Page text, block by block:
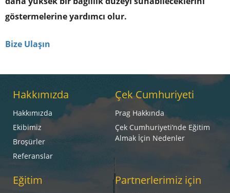
göstermelerine yardımcı olur.
Bize Ulaşın
Hakkımızda
Hakkımızda
Ekibimiz
Broşürler
Referanslar
Çek Cumhuriyeti
Prag Hakkında
Çek Cumhuriyeti’nde Eğitim
Almak İçin Nedenler
Eğitim Partnerlerimiz için